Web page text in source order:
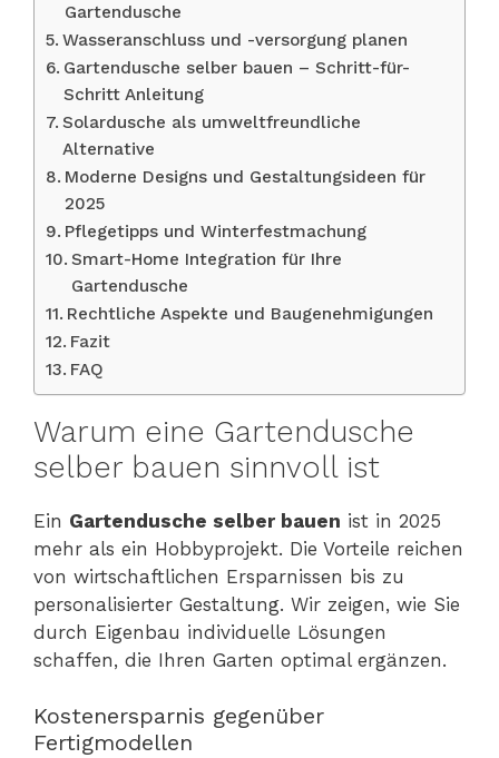
Gartendusche
Wasseranschluss und -versorgung planen
Gartendusche selber bauen – Schritt-für-
Schritt Anleitung
Solardusche als umweltfreundliche
Alternative
Moderne Designs und Gestaltungsideen für
2025
Pflegetipps und Winterfestmachung
Smart-Home Integration für Ihre
Gartendusche
Rechtliche Aspekte und Baugenehmigungen
Fazit
FAQ
Warum eine Gartendusche
selber bauen sinnvoll ist
Ein Gartendusche selber bauen ist in 2025
mehr als ein Hobbyprojekt. Die Vorteile reichen
von wirtschaftlichen Ersparnissen bis zu
personalisierter Gestaltung. Wir zeigen, wie Sie
durch Eigenbau individuelle Lösungen
schaffen, die Ihren Garten optimal ergänzen.
Kostenersparnis gegenüber
Fertigmodellen